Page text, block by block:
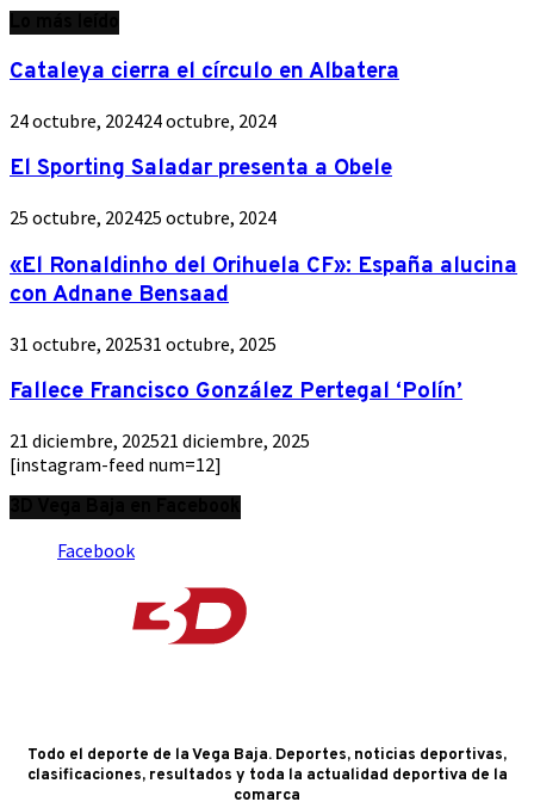
Cataleya cierra el círculo en Albatera
24 octubre, 202424 octubre, 2024
El Sporting Saladar presenta a Obele
25 octubre, 202425 octubre, 2024
«El Ronaldinho del Orihuela CF»: España alucina
con Adnane Bensaad
31 octubre, 202531 octubre, 2025
Fallece Francisco González Pertegal ‘Polín’
21 diciembre, 202521 diciembre, 2025
[instagram-feed num=12]
Facebook
Todo el deporte de la Vega Baja. Deportes, noticias deportivas,
clasificaciones, resultados y toda la actualidad deportiva de la
comarca